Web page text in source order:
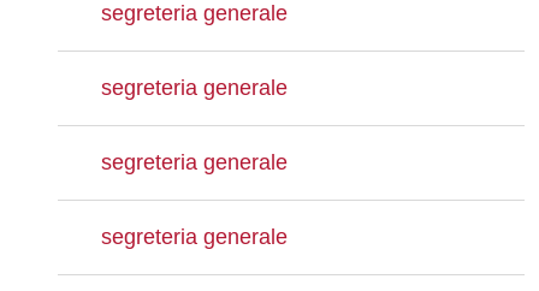
segreteria generale
segreteria generale
segreteria generale
segreteria generale